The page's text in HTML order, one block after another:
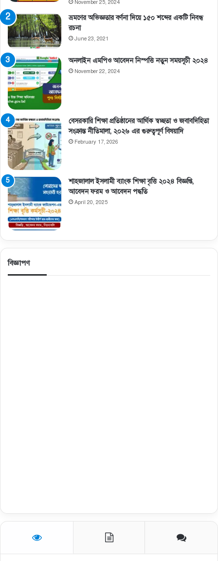
November 25, 2024
ভ্রমণের অভিজ্ঞতার বর্ণনা দিয়ে ১৫০ শব্দের একটি নিবন্ধ
রচনা
June 23, 2021
অনলাইন এমপিও আবেদন নিস্পত্তি নতুন সময়সূচী ২০২৪
November 22, 2024
বেসরকারি শিক্ষা প্রতিষ্ঠানের আর্থিক স্বচ্ছতা ও জবাবদিহিতা
সংক্রান্ত নীতিমালা, ২০২৬ এর গুরুত্বপূর্ণ বিষয়াদি
February 17, 2026
শাহজালাল ইসলামী ব্যাংক শিক্ষা বৃত্তি ২০২৪ বিজ্ঞপ্তি,
আবেদন ফরম ও আবেদন পদ্ধতি
April 20, 2025
বিজ্ঞাপণ